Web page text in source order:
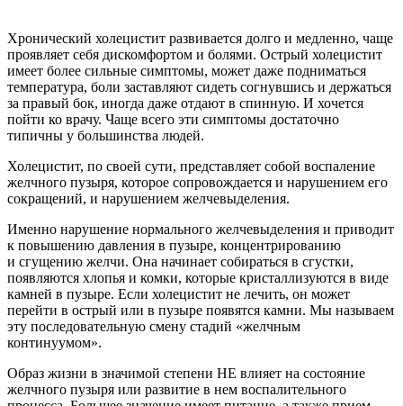
Хронический холецистит развивается долго и медленно, чаще
проявляет себя дискомфортом и болями. Острый холецистит
имеет более сильные симптомы, может даже подниматься
температура, боли заставляют сидеть согнувшись и держаться
за правый бок, иногда даже отдают в спинную. И хочется
пойти ко врачу. Чаще всего эти симптомы достаточно
типичны у большинства людей.
Холецистит, по своей сути, представляет собой воспаление
желчного пузыря, которое сопровождается и нарушением его
сокращений, и нарушением желчевыделения.
Именно нарушение нормального желчевыделения и приводит
к повышению давления в пузыре, концентрированию
и сгущению желчи. Она начинает собираться в сгустки,
появляются хлопья и комки, которые кристаллизуются в виде
камней в пузыре. Если холецистит не лечить, он может
перейти в острый или в пузыре появятся камни. Мы называем
эту последовательную смену стадий «желчным
континуумом».
Образ жизни в значимой степени НЕ влияет на состояние
желчного пузыря или развитие в нем воспалительного